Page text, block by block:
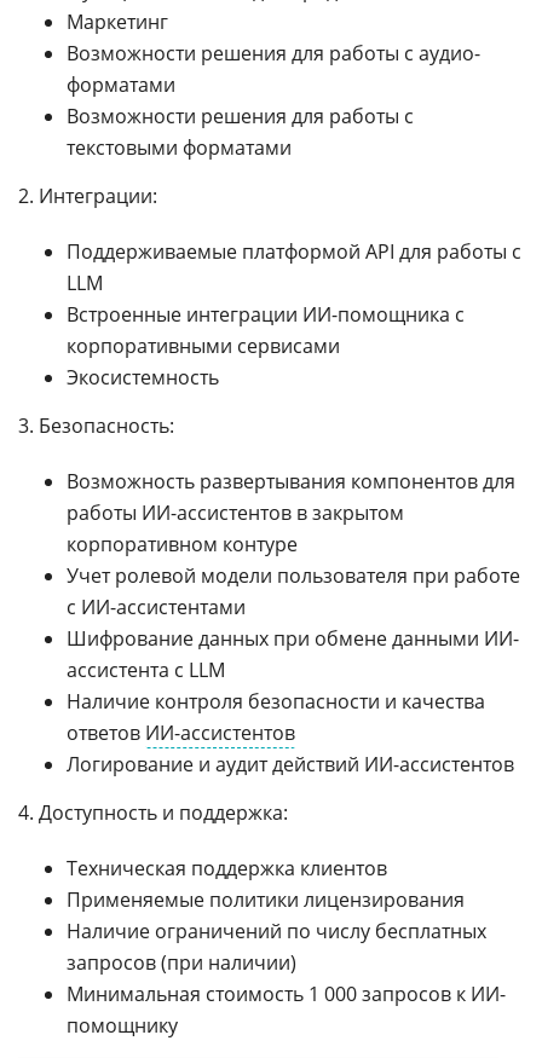
Маркетинг
Возможности решения для работы с аудио-
форматами
Возможности решения для работы с
текстовыми форматами
2. Интеграции:
Поддерживаемые платформой API для работы с
LLM
Встроенные интеграции ИИ-помощника с
корпоративными сервисами
Экосистемность
3. Безопасность:
Возможность развертывания компонентов для
работы ИИ-ассистентов в закрытом
корпоративном контуре
Учет ролевой модели пользователя при работе
с ИИ-ассистентами
Шифрование данных при обмене данными ИИ-
ассистента с LLM
Наличие контроля безопасности и качества
ответов ИИ-ассистентов
Логирование и аудит действий ИИ-ассистентов
4. Доступность и поддержка:
Техническая поддержка клиентов
Применяемые политики лицензирования
Наличие ограничений по числу бесплатных
запросов (при наличии)
Минимальная стоимость 1 000 запросов к ИИ-
помощнику